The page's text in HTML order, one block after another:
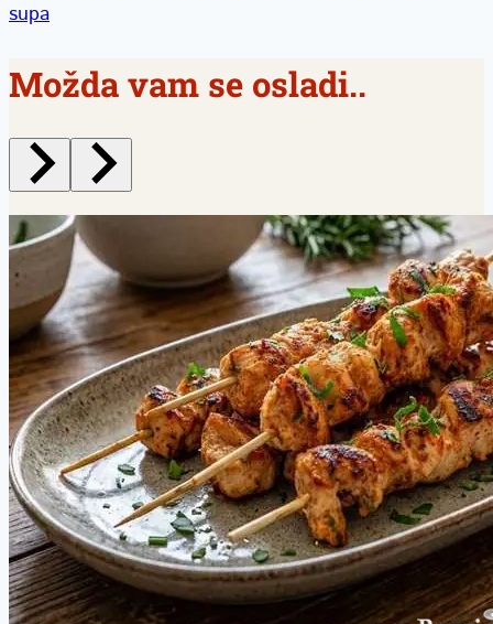
supa
Možda vam se osladi..